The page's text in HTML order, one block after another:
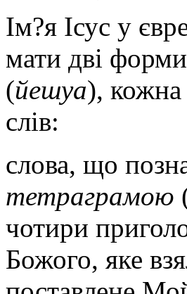
Ім?я Ісус у
мати дві
(йешуа), кожна
слів:
слова, що
тетраграмою
чотири
Божого, яке